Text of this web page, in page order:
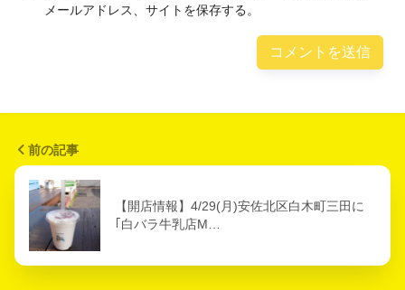
メールアドレス、サイトを保存する。
前の記事
【開店情報】4/29(月)安佐北区白木町三田に
｢白バラ牛乳店M…